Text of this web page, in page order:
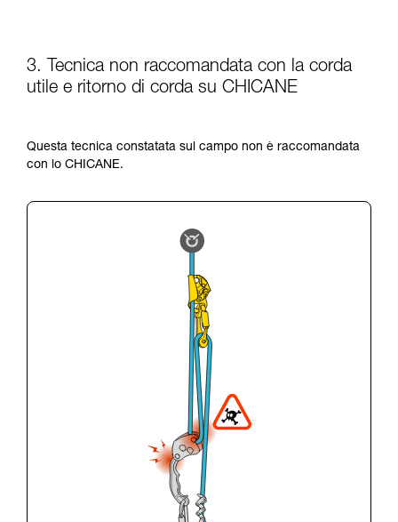
3. Tecnica non raccomandata con la corda
utile e ritorno di corda su CHICANE
Questa tecnica constatata sul campo non è raccomandata
con lo CHICANE.